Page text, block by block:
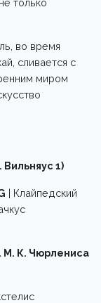
во время
сливается с
миром
Вильняyс 1)
| Клайпедский
М. К. Чюрлениса